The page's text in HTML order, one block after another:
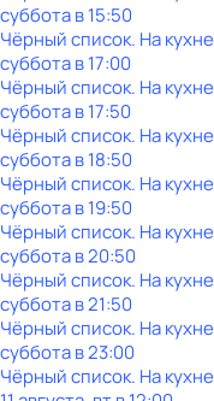
субботав15:50
Чёрный список. На кухне
субботав17:00
Чёрный список. На кухне
субботав17:50
Чёрный список. На кухне
субботав18:50
Чёрный список. На кухне
субботав19:50
Чёрный список. На кухне
субботав20:50
Чёрный список. На кухне
субботав21:50
Чёрный список. На кухне
субботав23:00
Чёрный список. На кухне